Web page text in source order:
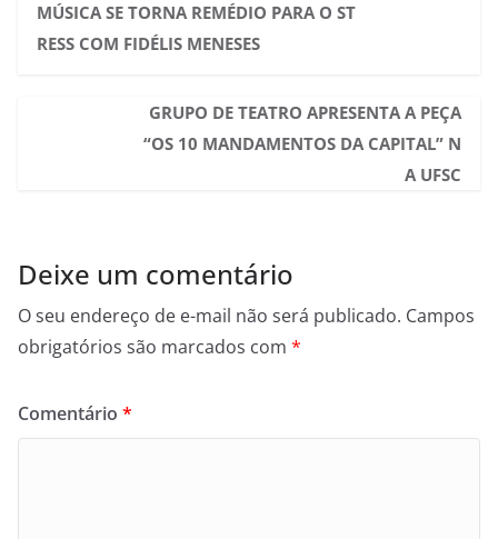
MÚSICA SE TORNA REMÉDIO PARA O ST
RESS COM FIDÉLIS MENESES
GRUPO DE TEATRO APRESENTA A PEÇA
“OS 10 MANDAMENTOS DA CAPITAL” N
A UFSC
Deixe um comentário
O seu endereço de e-mail não será publicado. Campos
obrigatórios são marcados com *
Comentário *